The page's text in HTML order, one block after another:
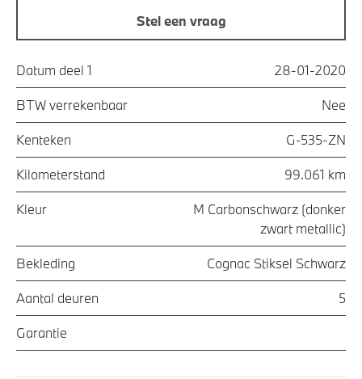
Stel een vraag
Datum deel 1 28-01-2020
BTW verrekenbaar Nee
Kenteken G-535-ZN
Kilometerstand 99.061 km
Kleur
M Carbonschwarz (donker
zwart metallic)
Bekleding Cognac Stiksel Schwarz
Aantal deuren 5
Garantie